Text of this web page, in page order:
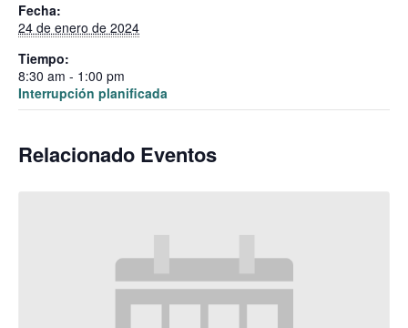
Fecha:
24 de enero de 2024
Tiempo:
8:30 am - 1:00 pm
Interrupción planificada
Relacionado Eventos